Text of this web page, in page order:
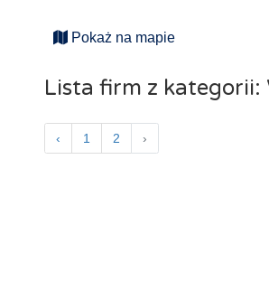
Pokaż na mapie
Lista firm z kategorii:
‹ 1 2 ›